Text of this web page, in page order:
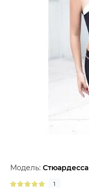
Модель: Стюардесса
1